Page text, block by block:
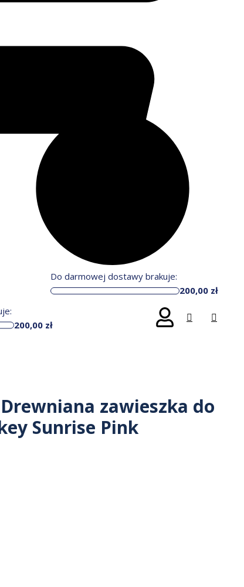
Do darmowej dostawy brakuje:
200,00 zł
200,00 zł
zawieszka do
Sunrise Pink